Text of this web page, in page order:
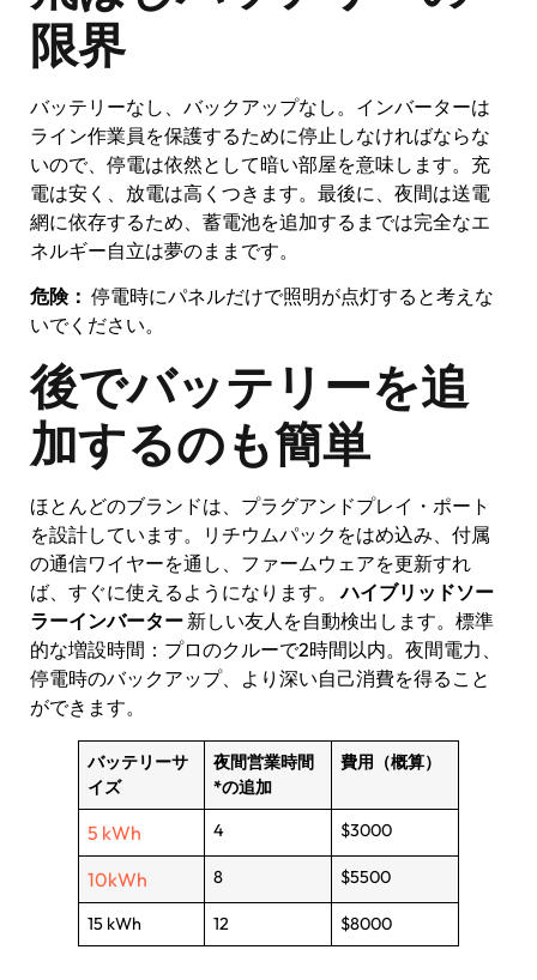
限界
バッテリーなし、バックアップなし。インバーターは
ライン作業員を保護するために停止しなければならな
いので、停電は依然として暗い部屋を意味します。充
電は安く、放電は高くつきます。最後に、夜間は送電
網に依存するため、蓄電池を追加するまでは完全なエ
ネルギー自立は夢のままです。
危険： 停電時にパネルだけで照明が点灯すると考えな
いでください。
後でバッテリーを追
加するのも簡単
ほとんどのブランドは、プラグアンドプレイ・ポート
を設計しています。リチウムパックをはめ込み、付属
の通信ワイヤーを通し、ファームウェアを更新すれ
ば、すぐに使えるようになります。ハイブリッドソー
ラーインバーター 新しい友人を自動検出します。標準
的な増設時間：プロのクルーで2時間以内。夜間電力、
停電時のバックアップ、より深い自己消費を得ること
ができます。
バッテリーサ
イズ
夜間営業時間
*の追加
費用（概算）
5 kWh 4 $3000
10kWh 8 $5500
15 kWh 12 $8000